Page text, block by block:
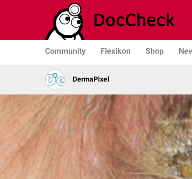
Community Flexikon Shop
DermaPixel